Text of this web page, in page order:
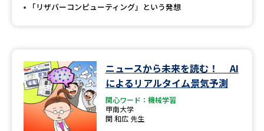
「リザバーコンピューティング」という発想
ニュースから未来を読む！ AI
によるリアルタイム景気予測
関心ワード：機械学習
甲南大学
関 和広 先生